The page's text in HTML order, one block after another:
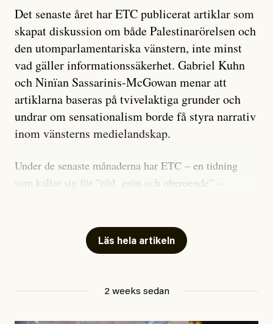
Det senaste året har ETC publicerat artiklar som
skapat diskussion om både Palestinarörelsen och
den utomparlamentariska vänstern, inte minst
vad gäller informationssäkerhet. Gabriel Kuhn
och Ninïan Sassarinis-McGowan menar att
artiklarna baseras på tvivelaktiga grunder och
undrar om sensationalism borde få styra narrativ
inom vänsterns medielandskap.
Under de senaste månaderna har ETC – en tidning
som kallar sig för ”röd, grön och oberoende” –
skriver för? Vad betyder det att vara en ”röd, grön och
oberoende” tidning? Och vad är egentligen bra
Läs hela artikeln
2 weeks sedan